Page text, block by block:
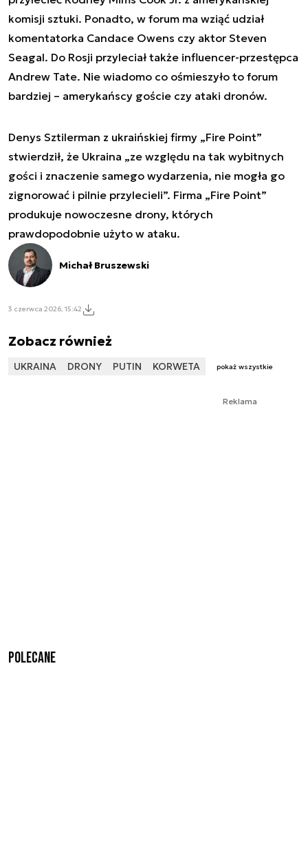
komisji sztuki. Ponadto, w forum ma wziąć udział
komentatorka Candace Owens czy aktor Steven
Seagal. Do Rosji przyleciał także influencer-przestępca
Andrew Tate. Nie wiadomo co ośmieszyło to forum
bardziej – amerykańscy goście czy ataki dronów.
Denys Sztilerman z ukraińskiej firmy „Fire Point”
stwierdził, że Ukraina „ze względu na tak wybitnych
gości i znaczenie samego wydarzenia, nie mogła go
zignorować i pilnie przylecieli”. Firma „Fire Point”
produkuje nowoczesne drony, których
prawdopodobnie użyto w ataku.
Michał Bruszewski
3 czerwca 2026, 15:42
Zobacz również
UKRAINA DRONY PUTIN KORWETA pokaż wszystkie
Reklama
Polecane